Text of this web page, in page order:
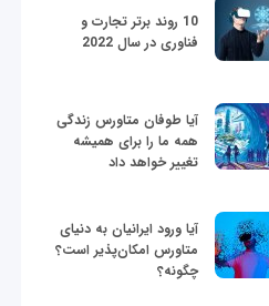
10 روند برتر تجارت و
فناوری در سال 2022
آیا طوفان متاورس زندگی
همه ما را برای همیشه
تغییر خواهد داد
آیا ورود ایرانیان به دنیای
متاورس امکان‌پذیر است؟
چگونه؟